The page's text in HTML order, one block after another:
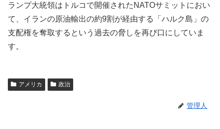
ランプ大統領はトルコで開催されたNATOサミットにおい
て、イランの原油輸出の約9割が経由する「ハルク島」の
支配権を奪取するという過去の脅しを再び口にしていま
す。
アメリカ 政治
管理人